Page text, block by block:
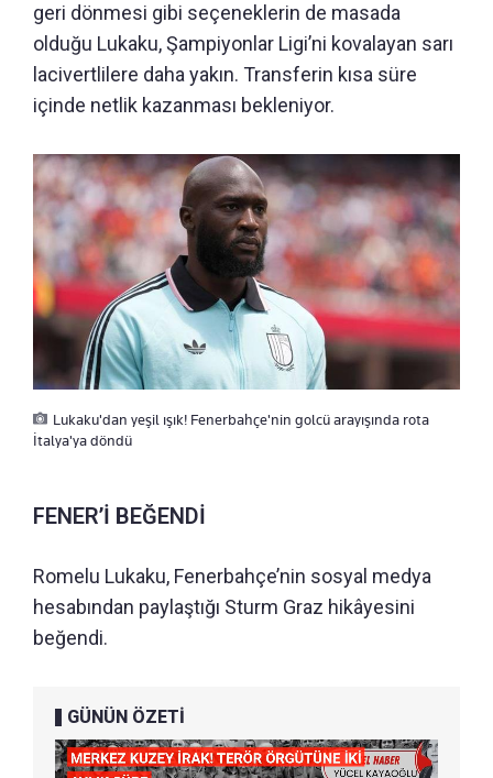
geri dönmesi gibi seçeneklerin de masada
olduğu Lukaku, Şampiyonlar Ligi’ni kovalayan sarı
lacivertlilere daha yakın. Transferin kısa süre
içinde netlik kazanması bekleniyor.
Lukaku'dan yeşil ışık! Fenerbahçe'nin golcü arayışında rota
İtalya'ya döndü
FENER’İ BEĞENDİ
Romelu Lukaku, Fenerbahçe’nin sosyal medya
hesabından paylaştığı Sturm Graz hikâyesini
beğendi.
GÜNÜN ÖZETİ